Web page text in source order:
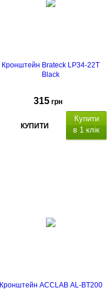
Кронштейн Brateck LP34-22T
Black
315 грн
КУПИТИ
Купити
в 1 клік
Кронштейн ACCLAB AL-BT200